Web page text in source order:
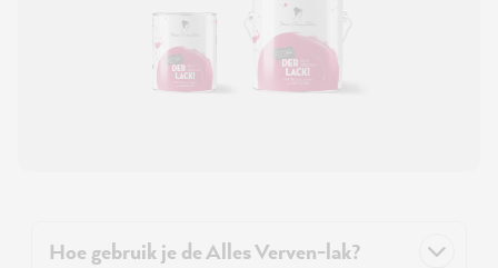
Hoe gebruik je de Alles Verven-lak?